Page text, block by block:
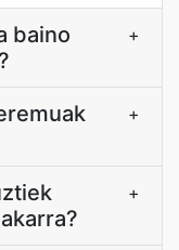
baino
+
+
+